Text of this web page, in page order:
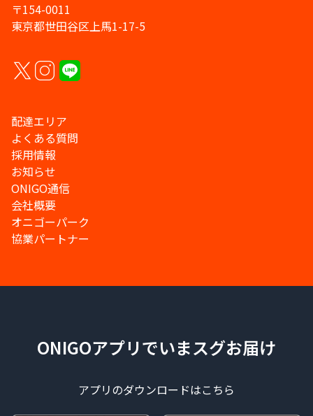
〒154-0011
東京都世田谷区上馬1-17-5
配達エリア
よくある質問
採用情報
お知らせ
ONIGO通信
会社概要
オニゴーパーク
協業パートナー
ONIGOアプリでいまスグお届け
アプリのダウンロードはこちら